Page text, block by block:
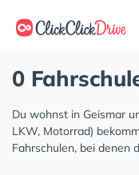
0
Du wohnst in Geismar
LKW, Motorrad)
Fahrschulen, bei denen